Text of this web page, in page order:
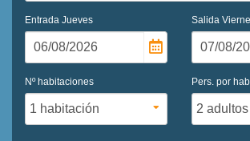
Entrada Jueves Salida
Nº habitaciones Pers. por